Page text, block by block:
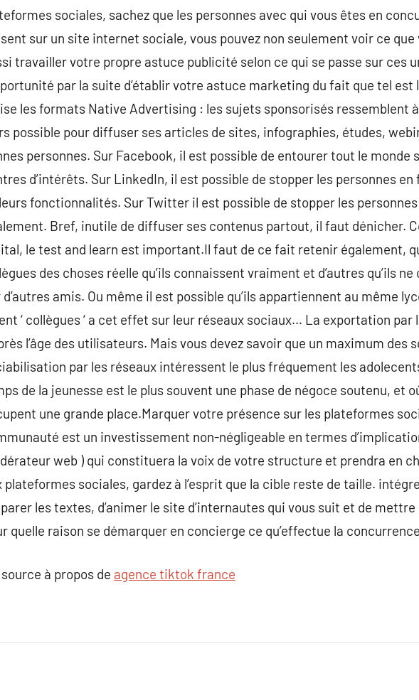
sociales, sachez que les personnes avec qui vous êtes en
sur un site internet sociale, vous pouvez non seulement voir ce
travailler votre propre astuce publicité selon ce qui se passe sur ces
par la suite d’établir votre astuce marketing du fait que tel est
les formats Native Advertising : les sujets sponsorisés ressemblent
possible pour diffuser ses articles de sites, infographies, études,
personnes. Sur Facebook, il est possible de entourer tout le monde
d’intérêts. Sur LinkedIn, il est possible de stopper les personnes
fonctionnalités. Sur Twitter il est possible de stopper les personnes
Bref, inutile de diffuser ses contenus partout, il faut dénicher.
le test and learn est important.Il faut de ce fait retenir également,
des choses réelle qu’ils connaissent vraiment et d’autres qu’ils
d’autres amis. Ou même il est possible qu’ils appartiennent au même
‘ collègues ‘ a cet effet sur leur réseaux sociaux… La exportation
l’âge des utilisateurs. Mais vous devez savoir que un maximum des
par les réseaux intéressent le plus fréquement les
de la jeunesse est le plus souvent une phase de négoce soutenu, et
une grande place.Marquer votre présence sur les plateformes
est un investissement non-négligeable en termes
web ) qui constituera la voix de votre structure et prendra en
plateformes sociales, gardez à l’esprit que la cible reste de taille.
les textes, d’animer le site d’internautes qui vous suit et de
quelle raison se démarquer en concierge ce qu’effectue la
source à propos de agence tiktok france